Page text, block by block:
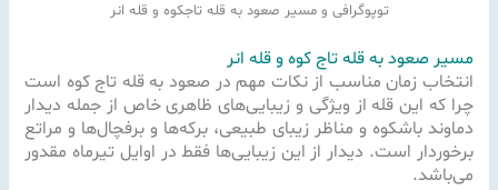
توپوگرافی و مسیر صعود به قله تاجکوه و قله انر
مسیر صعود به قله تاج کوه و قله انر
انتخاب زمان مناسب از نکات مهم در صعود به قله تاج کوه است
چرا که این قله از ویژگی و زیبایی‌های ظاهری خاص از جمله دیدار
دماوند باشکوه و مناظر زیبای طبیعی، برکه‌ها و برفچال‌ها و مراتع
برخوردار است. دیدار از این زیبایی‌ها فقط در اوایل تیرماه مقدور
می‌باشد.